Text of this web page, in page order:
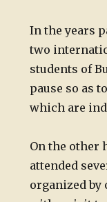
In the years
two
students of
pause so as
which are
On the other
attended
organized by